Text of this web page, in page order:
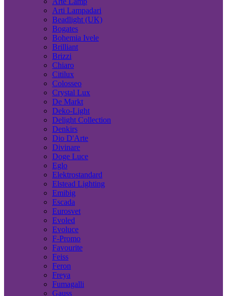
Arti Lampadari
Beadlight (UK)
Bogates
Bohemia Ivele
Brilliant
Brizzi
Chiaro
Citilux
Colosseo
Crystal Lux
De Markt
Deko-Light
Delight Collection
Denkirs
Dio D'Arte
Divinare
Doge Luce
Eglo
Elektrostandard
Elstead Lighting
Emibig
Escada
Eurosvet
Evoled
Evoluce
F-Promo
Favourite
Feiss
Feron
Freya
Fumagalli
Gauss